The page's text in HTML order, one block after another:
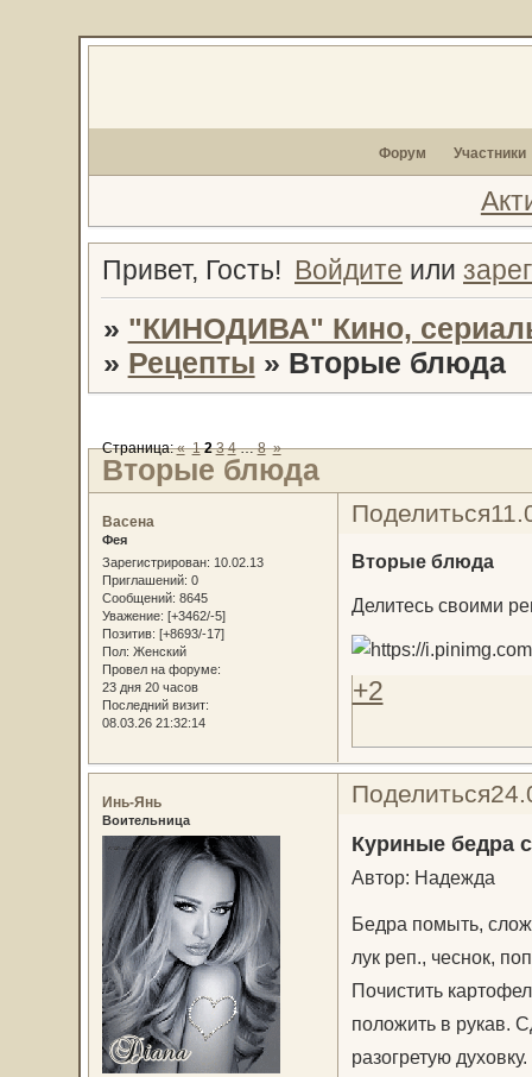
Форум Участники
Привет, Гость! Войдите или
» "КИНОДИВА" Кино,
» Рецепты » Вторые блюда
Вторые блюда
Страница:« 1 2 3 4 … 8 »
Поделиться
Васена
Фея
Зарегистрирован: 10.02.13
Приглашений: 0
Сообщений: 8645
Уважение: [+3462/-5]
Позитив: [+8693/-17]
Пол: Женский
Провел на форуме:
23 дня 20 часов
Последний визит:
08.03.26 21:32:14
Вторые блюда
Делитесь своими
+2
Поделиться
Инь-Янь
Воительница
Куриные бедра
Автор: Надежда
Бедра помыть,
лук реп., чеснок,
Почистить
положить в рукав.
разогретую духовку.